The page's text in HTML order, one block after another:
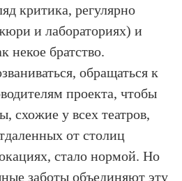
критика, регулярно
и лабораториях) и
некое братство.
обращаться к
проекта, чтобы
схожие у всех театров,
от столиц
стало нормой. Но
заботы объединяют эту